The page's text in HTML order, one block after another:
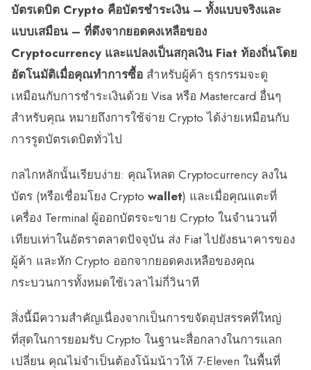
บัตรเดบิต Crypto คือบัตรชำระเงิน – ทั้งแบบจริงและ
แบบเสมือน – ที่ดึงจากยอดคงเหลือของ
Cryptocurrency และแปลงเป็นสกุลเงิน Fiat ท้องถิ่นโดย
อัตโนมัติเมื่อคุณทำการซื้อ สำหรับผู้ค้า ธุรกรรมจะดู
เหมือนกับการชำระเงินด้วย Visa หรือ Mastercard อื่นๆ
สำหรับคุณ หมายถึงการใช้จ่าย Crypto ได้ง่ายเหมือนกับ
การรูดบัตรเดบิตทั่วไป
กลไกหลักนั้นเรียบง่าย: คุณโหลด Cryptocurrency ลงใน
บัตร (หรือเชื่อมโยง Crypto wallet) และเมื่อคุณแตะที่
เครื่อง Terminal ผู้ออกบัตรจะขาย Crypto ในจำนวนที่
เทียบเท่าในอัตราตลาดปัจจุบัน ส่ง Fiat ไปยังธนาคารของ
ผู้ค้า และหัก Crypto ออกจากยอดคงเหลือของคุณ
กระบวนการทั้งหมดใช้เวลาไม่กี่วินาที
สิ่งนี้มีความสำคัญเนื่องจากเป็นการขจัดอุปสรรคที่ใหญ่
ที่สุดในการยอมรับ Crypto ในฐานะสื่อกลางในการแลก
เปลี่ยน คุณไม่จำเป็นต้องโน้มน้าวให้ 7-Eleven ในพื้นที่